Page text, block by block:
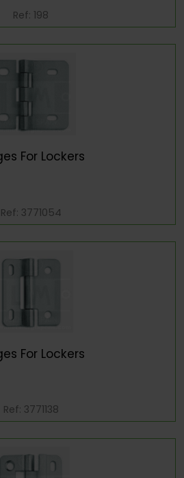
Ref: 198
For Lockers
Ref: 3771054
For Lockers
Ref: 3771138